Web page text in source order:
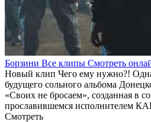
Борзини Все клипы Смотреть
Новый клип Чего ему нужно?!
будущего сольного альбома
«Своих не бросаем», созданная в
прославившемся исполнителем
Смотреть